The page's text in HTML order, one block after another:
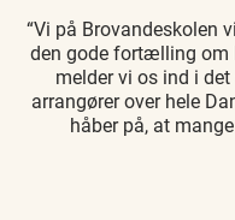
“Vi på Brovandeskolen
den gode fortælling om
melder vi os ind i
arrangører over hele
håber på, at